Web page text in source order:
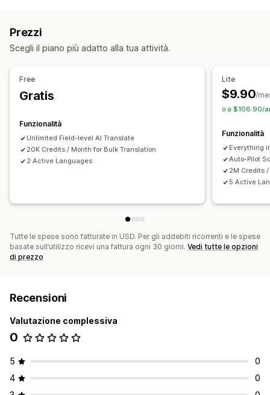
Sincronizzazione automatica delle traduzioni
Traduzione in blocco Traduzione di immagini
Traduzione per la SEO
Gestione del glossario
Prezzi
Scegli il piano più adatto alla tua attività.
Free
Gratis
Funzionalità
Unlimited Field-level AI Translate
20K Credits / Month for Bulk Translation
2 Active Languages
Lite
$9.90/
o a $106.90/
Funzionalità
Everything
Auto-Pilot
2M Credits
5 Active
Tutte le spese sono fatturate in USD. Per gli addebiti ricorrenti e le spese
basate sull’utilizzo ricevi una fattura ogni 30 giorni. Vedi tutte le opzioni
di prezzo
Recensioni
Valutazione complessiva
0
5
0
4
0